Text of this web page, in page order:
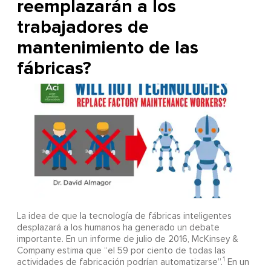
reemplazarán a los
trabajadores de
mantenimiento de las
fábricas?
La idea de que la tecnología de fábricas inteligentes
desplazará a los humanos ha generado un debate
importante. En un informe de julio de 2016, McKinsey &
Company estima que “el 59 por ciento de todas las
actividades de fabricación podrían automatizarse”.1
En un